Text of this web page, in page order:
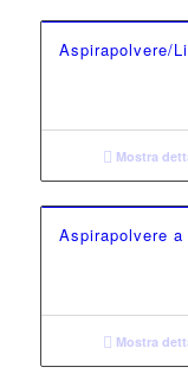
Aspirapolvere/
Mostra
Aspirapolvere
Mostra